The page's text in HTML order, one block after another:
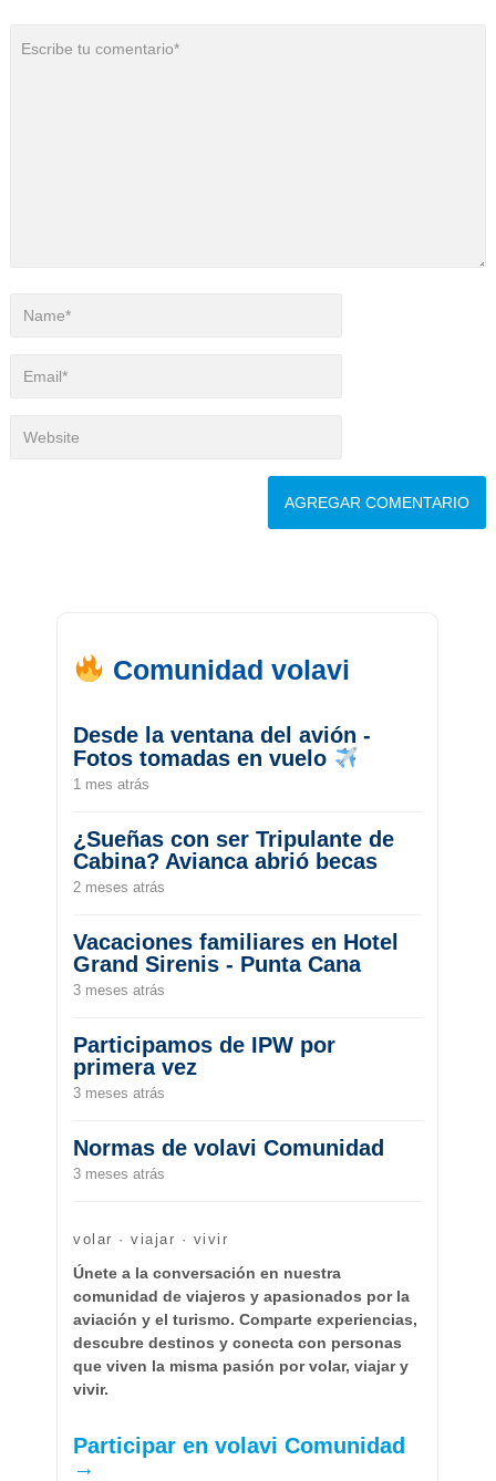
Comunidad volavi
Desde la ventana del avión -
Fotos tomadas en vuelo
1 mes atrás
¿Sueñas con ser Tripulante de
Cabina? Avianca abrió becas
2 meses atrás
Vacaciones familiares en Hotel
Grand Sirenis - Punta Cana
3 meses atrás
Participamos de IPW por
primera vez
3 meses atrás
Normas de volavi Comunidad
3 meses atrás
volar · viajar · vivir
Únete a la conversación en nuestra
comunidad de viajeros y apasionados por la
aviación y el turismo. Comparte experiencias,
descubre destinos y conecta con personas
que viven la misma pasión por volar, viajar y
vivir.
Participar en volavi Comunidad
→